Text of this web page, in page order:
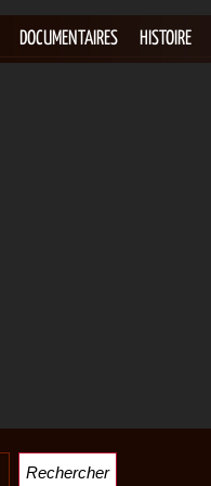
DOCUMENTAIRES HISTOIRE